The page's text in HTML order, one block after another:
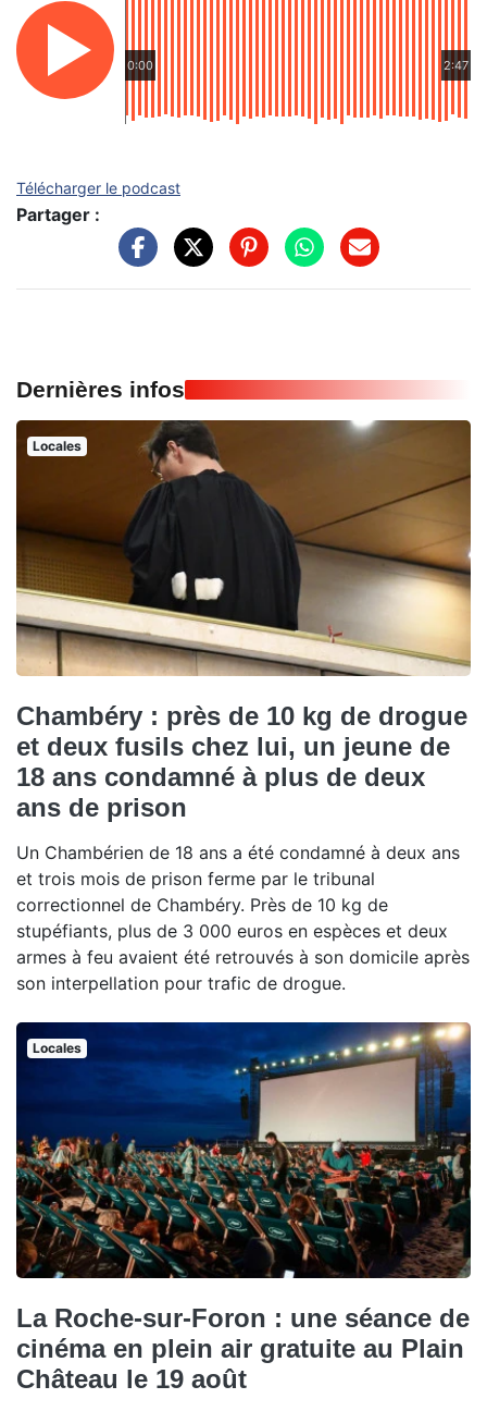
0:00 2:47
Télécharger le podcast
Partager :
Dernières infos
Locales
Chambéry : près de 10 kg de drogue
et deux fusils chez lui, un jeune de
18 ans condamné à plus de deux
ans de prison
Un Chambérien de 18 ans a été condamné à deux ans
et trois mois de prison ferme par le tribunal
correctionnel de Chambéry. Près de 10 kg de
stupéfiants, plus de 3 000 euros en espèces et deux
armes à feu avaient été retrouvés à son domicile après
son interpellation pour trafic de drogue.
Locales
La Roche-sur-Foron : une séance de
cinéma en plein air gratuite au Plain
Château le 19 août